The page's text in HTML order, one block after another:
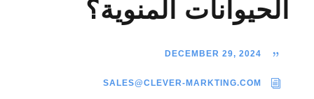
الحيوانات المنوية؟
DECEMBER 29, 2024
SALES@CLEVER-MARKTING.COM